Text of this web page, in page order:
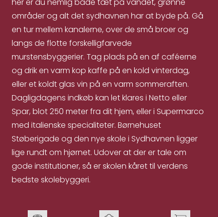
her er du nemlig både tæt på vandet, grønne
områder og alt det sydhavnen har at byde på. Gå
en tur mellem kanalerne, over de små broer og
langs de flotte forskelligfarvede
murstensbyggerier. Tag plads på en af caféerne
og drik en varm kop kaffe på en kold vinterdag,
eller et koldt glas vin på en varm sommeraften.
Dagligdagens indkøb kan let klares i Netto eller
Spar, blot 250 meter fra dit hjem, eller i Supermarco
med italienske specialiteter. Børnehuset
Støberigade og den nye skole i Sydhavnen ligger
lige rundt om hjørnet. Udover at der er tale om
gode institutioner, så er skolen kåret til verdens
bedste skolebyggeri.